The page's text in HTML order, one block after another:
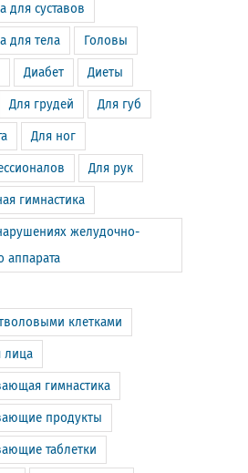
для суставов
для тела Головы
Диабет Диеты
Для грудей Для губ
Для ног
Для рук
гимнастика
желудочно-
аппарата
клетками
лица
гимнастика
продукты
таблетки